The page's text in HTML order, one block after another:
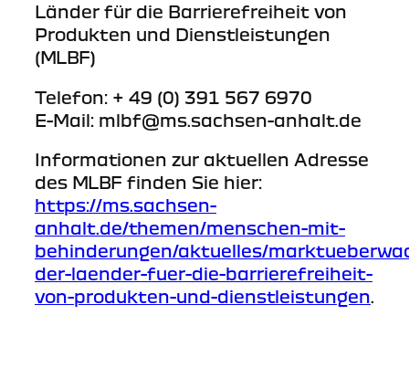
Länder für die Barrierefreiheit von
Produkten und Dienstleistungen
(MLBF)
Telefon: + 49 (0) 391 567 6970
E-Mail: mlbf@ms.sachsen-anhalt.de
Informationen zur aktuellen Adresse
des MLBF finden Sie hier:
https://ms.sachsen-
anhalt.de/themen/menschen-mit-
behinderungen/aktuelles/
der-laender-fuer-die-barrierefreiheit-
von-produkten-und-dienstleistungen.